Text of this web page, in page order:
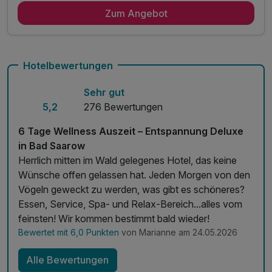
3 x reichhaltiges Frühstück vom Buffet
freie Nutzung des Wellness- & Fitnessbereichs
WLAN im gesamten Hotel
Leihbademantel bei Anreise auf dem Zimmer
Zum Angebot
Hotelbewertungen
5,2
Sehr gut
276 Bewertungen
6 Tage Wellness Auszeit – Entspannung Deluxe
in Bad Saarow
Herrlich mitten im Wald gelegenes Hotel, das keine
Wünsche offen gelassen hat. Jeden Morgen von den
Vögeln geweckt zu werden, was gibt es schöneres?
Essen, Service, Spa- und Relax-Bereich...alles vom
feinsten! Wir kommen bestimmt bald wieder!
Bewertet mit 6,0 Punkten von Marianne am 24.05.2026
Alle Bewertungen